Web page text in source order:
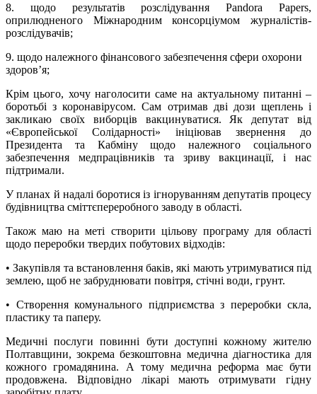
8. щодо результатів розслідування Pandora Papers,
оприлюдненого Міжнародним консорціумом журналістів-
розслідувачів;
9. щодо належного фінансового забезпечення сфери охорони
здоров’я;
Крім цього, хочу наголосити саме на актуальному питанні –
боротьбі з коронавірусом. Сам отримав дві дози щеплень і
закликаю своїх виборців вакцинуватися. Як депутат від
«Європейської Солідарності» ініціював звернення до
Президента та Кабміну щодо належного соціального
забезпечення медпрацівників та зриву вакцинації, і нас
підтримали.
У планах й надалі боротися із ігноруванням депутатів процесу
будівництва сміттєпереробного заводу в області.
Також маю на меті створити цільову програму для області
щодо переробки твердих побутових відходів:
• Закупівля та встановлення баків, які мають утримуватися під
землею, щоб не забруднювати повітря, стічні води, грунт.
• Створення комунального підприємства з переробки скла,
пластику та паперу.
Медичні послуги повинні бути доступні кожному жителю
Полтавщини, зокрема безкоштовна медична діагностика для
кожного громадянина. А тому медична реформа має бути
продовжена. Відповідно лікарі мають отримувати гідну